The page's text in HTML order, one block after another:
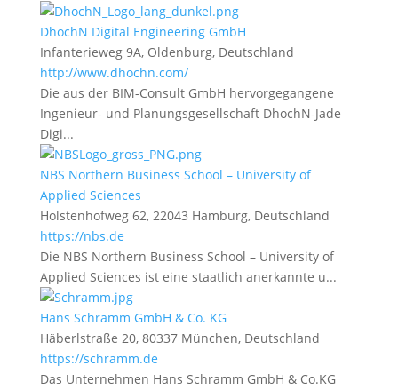
DhochN Digital Engineering GmbH
Infanterieweg 9A, Oldenburg, Deutschland
http://www.dhochn.com/
Die aus der BIM-Consult GmbH hervorgegangene
Ingenieur- und Planungsgesellschaft DhochN-Jade
Digi...
NBS Northern Business School – University of
Applied Sciences
Holstenhofweg 62, 22043 Hamburg, Deutschland
https://nbs.de
Die NBS Northern Business School – University of
Applied Sciences ist eine staatlich anerkannte u...
Hans Schramm GmbH & Co. KG
Häberlstraße 20, 80337 München, Deutschland
https://schramm.de
Das Unternehmen Hans Schramm GmbH & Co.KG